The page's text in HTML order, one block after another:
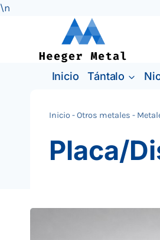
\n
Contenido
Inicio Tántalo
Inicio-Otros metales -
Placa/